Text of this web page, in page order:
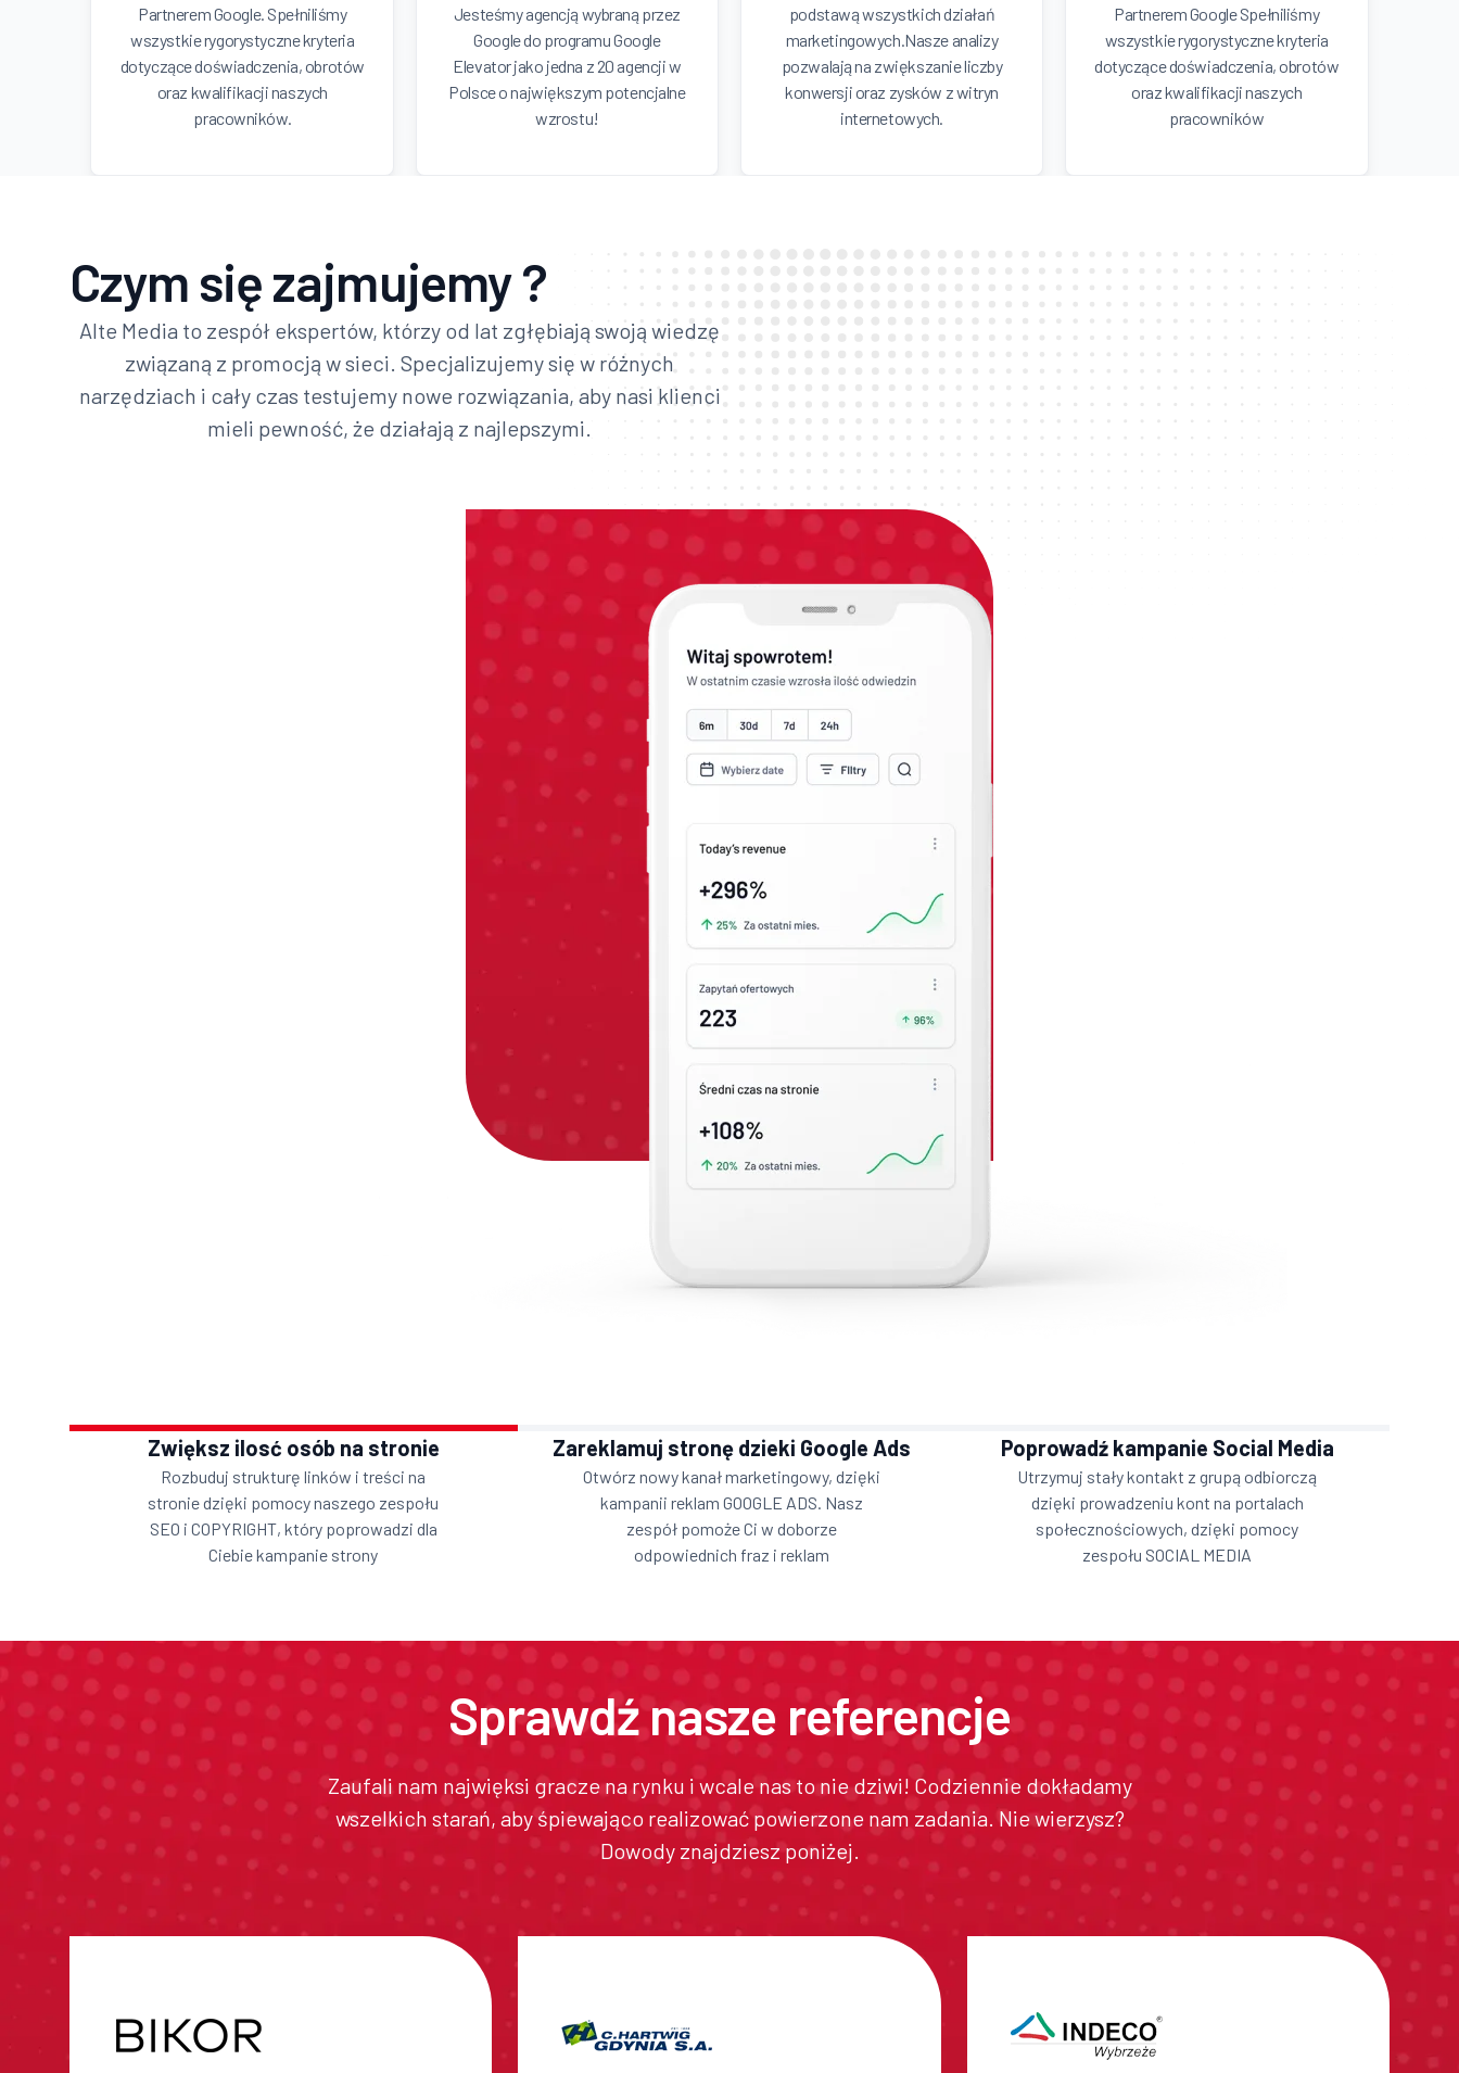
Partnerem Google. Spełniliśmy
wszystkie rygorystyczne kryteria
dotyczące doświadczenia, obrotów
oraz kwalifikacji naszych
pracowników.
Jesteśmy agencją wybraną przez
Google do programu Google
Elevator jako jedna z 20 agencji w
Polsce o największym potencjalne
wzrostu!
podstawą wszystkich działań
marketingowych.Nasze analizy
pozwalają na zwiększanie liczby
konwersji oraz zysków z witryn
internetowych.
Partnerem Google Spełniliśmy
wszystkie rygorystyczne kryteria
dotyczące doświadczenia, obrotów
oraz kwalifikacji naszych
pracowników
Czym się zajmujemy ?
Alte Media to zespół ekspertów, którzy od lat zgłębiają swoją wiedzę
związaną z promocją w sieci. Specjalizujemy się w różnych
narzędziach i cały czas testujemy nowe rozwiązania, aby nasi klienci
mieli pewność, że działają z najlepszymi.
Zwiększ ilosć osób na stronie
Rozbuduj strukturę linków i treści na
stronie dzięki pomocy naszego zespołu
SEO i COPYRIGHT, który poprowadzi dla
Ciebie kampanie strony
Zareklamuj stronę dzieki Google Ads
Otwórz nowy kanał marketingowy, dzięki
kampanii reklam GOOGLE ADS. Nasz
zespół pomoże Ci w doborze
odpowiednich fraz i reklam
Poprowadź kampanie Social Media
Utrzymuj stały kontakt z grupą odbiorczą
dzięki prowadzeniu kont na portalach
społecznościowych, dzięki pomocy
zespołu SOCIAL MEDIA
Sprawdź nasze referencje
Zaufali nam najwięksi gracze na rynku i wcale nas to nie dziwi! Codziennie dokładamy
wszelkich starań, aby śpiewająco realizować powierzone nam zadania. Nie wierzysz?
Dowody znajdziesz poniżej.